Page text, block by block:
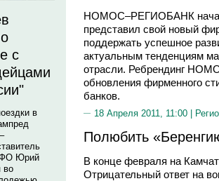
с
в
Юрий
во
НОМОС–РЕГИОБАНК начал
представил свой новый
поддержать успешное
актуальным тенденциям
отрасли. Ребрендинг
обновления фирменного
банков.
18 Апреля 2011, 11:00 |
Полюбить
В конце февраля на
Отрицательный ответ на